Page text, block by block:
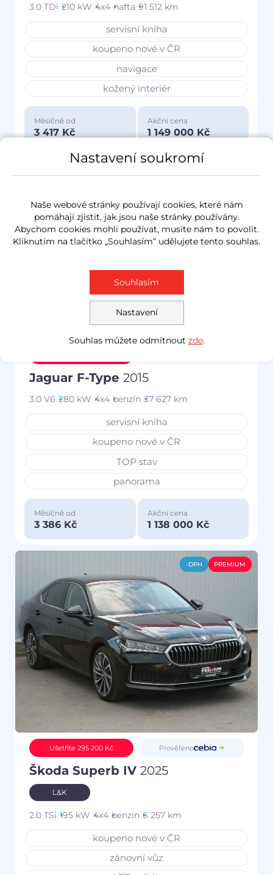
3.0 TDi 210 kW 4x4 nafta 91 512 km
servisní kniha
koupeno nové v ČR
navigace
kožený interiér
Měsíčně od
3 417 Kč
Akční cena
1 149 000 Kč
Jaguar F-Type 2015
3.0 V6 280 kW 4x4 benzín 37 627 km
servisní kniha
koupeno nové v ČR
TOP stav
panorama
Měsíčně od
3 386 Kč
Akční cena
1 138 000 Kč
-DPH PREMIUM
Ušetříte 295 200 Kč Prověřeno
Škoda Superb IV 2025
L&K
2.0 TSi 195 kW 4x4 benzín 6 257 km
koupeno nové v ČR
zánovní vůz
Nastavení soukromí
Naše webové stránky používají cookies, které nám
pomáhají zjistit, jak jsou naše stránky používány.
Abychom cookies mohli používat, musíte nám to povolit.
Kliknutím na tlačítko „Souhlasím“ udělujete tento souhlas.
Nastavení
Souhlasím
Souhlas můžete odmítnout zde.